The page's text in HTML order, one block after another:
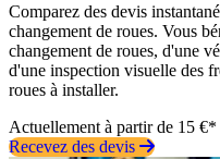
Comparez des devis
changement de roues. Vous
changement de roues, d'une
d'une inspection visuelle des
roues à installer.
Actuellement à partir de 15 €*
Recevez des devis